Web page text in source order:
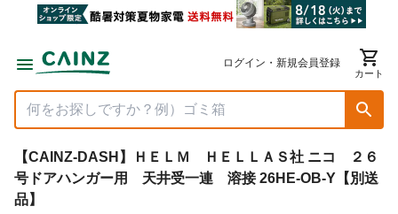
ログイン・新規会員登録
カート
【CAINZ-DASH】ＨＥＬＭ ＨＥＬＬＡＳ社 ニコ ２６
号ドアハンガー用 天井受一連 溶接 26HE-OB-Y【別送
品】